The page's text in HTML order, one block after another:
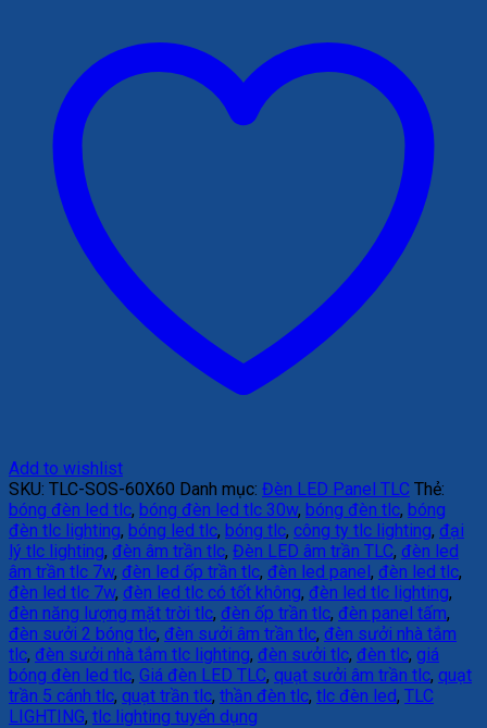
Add to wishlist
SKU: TLC-SOS-60X60 Danh mục: Đèn LED Panel TLC Thẻ:
bóng đèn led tlc, bóng đèn led tlc 30w, bóng đèn tlc, bóng
đèn tlc lighting, bóng led tlc, bóng tlc, công ty tlc lighting, đại
lý tlc lighting, đèn âm trần tlc, Đèn LED âm trần TLC, đèn led
âm trần tlc 7w, đèn led ốp trần tlc, đèn led panel, đèn led tlc,
đèn led tlc 7w, đèn led tlc có tốt không, đèn led tlc lighting,
đèn năng lượng mặt trời tlc, đèn ốp trần tlc, đèn panel tấm,
đèn sưởi 2 bóng tlc, đèn sưởi âm trần tlc, đèn sưởi nhà tắm
tlc, đèn sưởi nhà tắm tlc lighting, đèn sưởi tlc, đèn tlc, giá
bóng đèn led tlc, Giá đèn LED TLC, quạt sưởi âm trần tlc, quạt
trần 5 cánh tlc, quạt trần tlc, thần đèn tlc, tlc đèn led, TLC
LIGHTING, tlc lighting tuyển dụng